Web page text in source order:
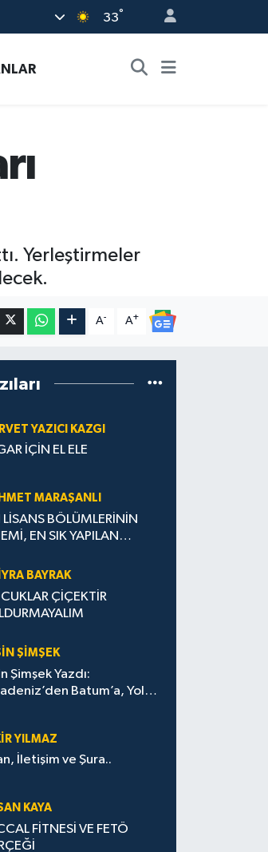
33°
Yerleştirmeler
A- A+
YAZICI KAZGI
İÇİN EL ELE
MARAŞANLI
BÖLÜMLERİNİN
EN SIK YAPILAN
BAYRAK
ÇİÇEKTİR
ŞIMŞEK
Şimşek Yazdı:
Batum’a, Yolun
YILMAZ
İletişim ve Şura..
KAYA
FİTNESİ VE FETÖ